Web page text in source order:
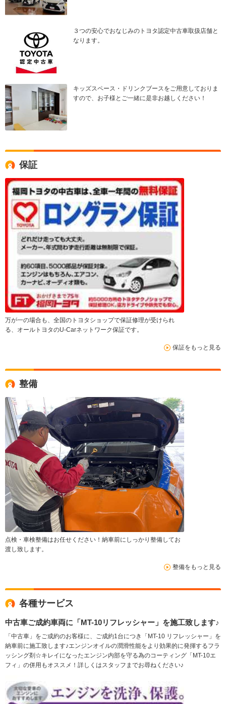
３つの安心でおなじみのトヨタ認定中古車取扱店舗と
なります。
キッズスペース・ドリンクブースをご用意しておりま
すので、お子様とご一緒に是非お越しください！
保証
万が一の場合も、全国のトヨタショップで保証修理が受けられ
る、オールトヨタのU-Carネットワーク保証です。
保証をもっと見る
整備
点検・車検整備はお任せください！納車前にしっかり整備してお
渡し致します。
整備をもっと見る
各種サービス
中古車ご成約車両に「MT-10リフレッシャー」を施工致します♪
「中古車」をご成約のお客様に、ご成約1台につき「MT-10 リフレッシャー」を
納車前に施工致します♪エンジンオイルの潤滑性能をより効果的に発揮するフラ
ッシング剤☆キレイになったエンジン内部を守る為のコーティング「MT-10エ
フィ」の併用もオススメ！詳しくはスタッフまでお尋ねください♪